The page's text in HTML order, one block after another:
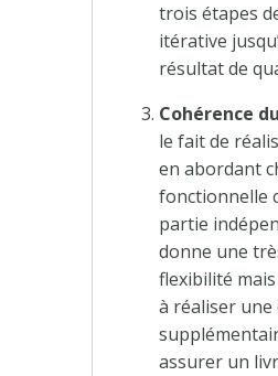
trois étapes
itérative
résultat de
Cohérence
le fait de
en abordant
fonctionnelle
partie
donne une
flexibilité
à réaliser une
assurer un